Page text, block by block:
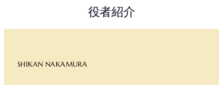
役者紹介
SHIKAN NAKAMURA